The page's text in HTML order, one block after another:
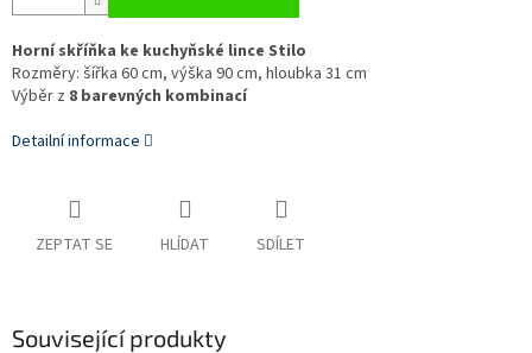
Horní skříňka ke kuchyňské lince Stilo
Rozměry: šířka 60 cm, výška 90 cm, hloubka 31 cm
Výběr z 8 barevných kombinací
Detailní informace
ZEPTAT SE HLÍDAT SDÍLET
Související produkty